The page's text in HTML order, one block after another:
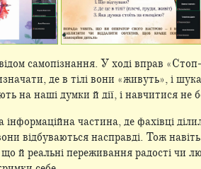
самопізнання. У ході вправ
де в тілі вони «живуть», і
на наші думки й дії, і навчитися
інформаційна частина, де фахівці
відбуваються насправді. Тож
що й реальні переживання радості